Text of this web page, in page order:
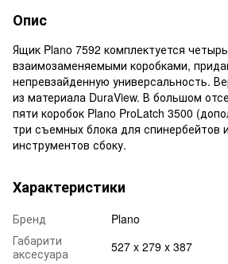
Опис
Ящик Plano 7592 комплектуется
взаимозаменяемыми коробками,
непревзайденную универсальность.
из материала DuraView. В большом
пяти коробок Plano ProLatch 3500
три съемных блока для спинербейтов
инструментов сбоку.
Характеристики
Бренд
Plano
Габарити
аксесуара
527 x 279 x 387